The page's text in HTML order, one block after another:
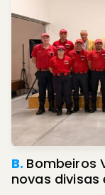
B. Bombeiros
novas